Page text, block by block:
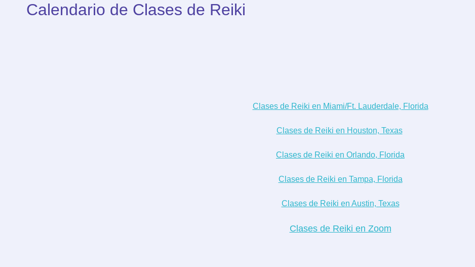
Calendario de Clases de Reiki
Clases de Reiki en Miami/Ft. Lauderdale, Florida
Clases de Reiki en Houston, Texas
Clases de Reiki en Orlando, Florida
Clases de Reiki en Tampa, Florida
Clases de Reiki en Austin, Texas
Clases de Reiki en Zoom